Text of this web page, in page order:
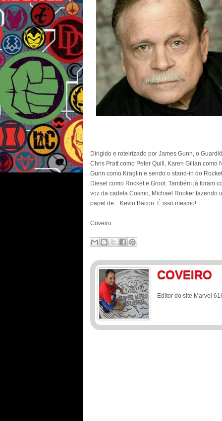
Dirigido e roteirizado por James Gunn, o
Chris Pratt como Peter Quill, Karen Gillan como
Gunn como Kraglin e sendo o stand-in do
Diesel como Rocket e Groot. Também já foram
voz da cadela Cosmo, Michael Rooker fazendo
papel de... Kevin Bacon. É isso mesmo!
Coveiro
COVEIRO
Editor do site Marvel